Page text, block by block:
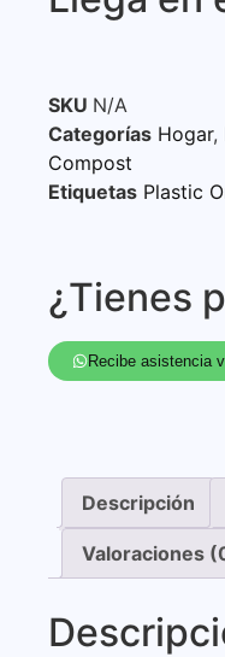
SKU N/A
Categorías Hogar,
Compost
Etiquetas Plastic
¿Tienes
Recibe asistencia
Descripción
Valoraciones